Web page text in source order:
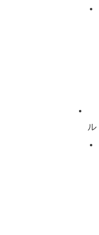
ル